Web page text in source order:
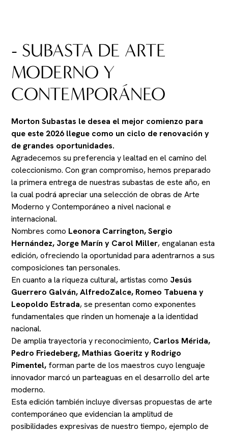
- SUBASTA DE ARTE
MODERNO Y
CONTEMPORÁNEO
Morton Subastas le desea el mejor comienzo para
que este 2026 llegue como un ciclo de renovación y
de grandes oportunidades.
Agradecemos su preferencia y lealtad en el camino del
coleccionismo. Con gran compromiso, hemos preparado
la primera entrega de nuestras subastas de este año, en
la cual podrá apreciar una selección de obras de Arte
Moderno y Contemporáneo a nivel nacional e
internacional.
Nombres como Leonora Carrington, Sergio
Hernández, Jorge Marín y Carol Miller, engalanan esta
edición, ofreciendo la oportunidad para adentrarnos a sus
composiciones tan personales.
En cuanto a la riqueza cultural, artistas como Jesús
Guerrero Galván, AlfredoZalce, Romeo Tabuena y
Leopoldo Estrada, se presentan como exponentes
fundamentales que rinden un homenaje a la identidad
nacional.
De amplia trayectoria y reconocimiento, Carlos Mérida,
Pedro Friedeberg, Mathias Goeritz y Rodrigo
Pimentel, forman parte de los maestros cuyo lenguaje
innovador marcó un parteaguas en el desarrollo del arte
moderno.
Esta edición también incluye diversas propuestas de arte
contemporáneo que evidencian la amplitud de
posibilidades expresivas de nuestro tiempo, ejemplo de